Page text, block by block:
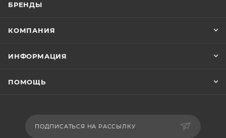
БРЕНДЫ
КОМПАНИЯ
ИНФОРМАЦИЯ
ПОМОЩЬ
ПОДПИСАТЬСЯ НА РАССЫЛКУ